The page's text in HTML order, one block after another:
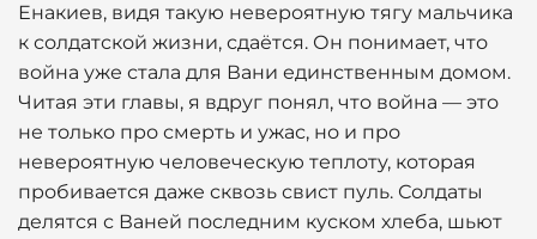
Енакиев, видя такую невероятную тягу мальчика
к солдатской жизни, сдаётся. Он понимает, что
война уже стала для Вани единственным домом.
Читая эти главы, я вдруг понял, что война — это
не только про смерть и ужас, но и про
невероятную человеческую теплоту, которая
пробивается даже сквозь свист пуль. Солдаты
делятся с Ваней последним куском хлеба, шьют